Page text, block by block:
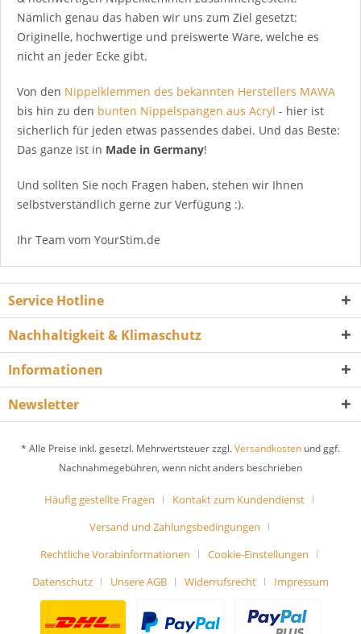
Nämlich genau das haben wir uns zum Ziel gesetzt:
Originelle, hochwertige und preiswerte Ware, welche es
nicht an jeder Ecke gibt.
Von den Nippelklemmen des bekannten Herstellers MAWA
bis hin zu den bunten Nippelspangen aus Acryl - hier ist
sicherlich für jeden etwas passendes dabei. Und das Beste:
Das ganze ist in Made in Germany!
Und sollten Sie noch Fragen haben, stehen wir Ihnen
selbstverständlich gerne zur Verfügung :).
Ihr Team vom YourStim.de
Service Hotline
Nachhaltigkeit & Klimaschutz
Informationen
Newsletter
* Alle Preise inkl. gesetzl. Mehrwertsteuer zzgl.Versandkosten und ggf.
Nachnahmegebühren, wenn nicht anders beschrieben
Häufig gestellte Fragen
Kontakt zum Kundendienst
Versand und Zahlungsbedingungen
Rechtliche Vorabinformationen
Cookie-Einstellungen
Datenschutz
Unsere AGB Widerrufsrecht Impressum